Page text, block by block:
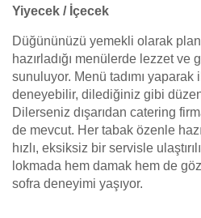
Yiyecek / İçecek
Düğününüzü yemekli olarak
hazırladığı menülerde lezzet ve
sunuluyor. Menü tadımı yaparak
deneyebilir, dilediğiniz gibi
Dilerseniz dışarıdan catering
de mevcut. Her tabak özenle
hızlı, eksiksiz bir servisle
lokmada hem damak hem de
sofra deneyimi yaşıyor.